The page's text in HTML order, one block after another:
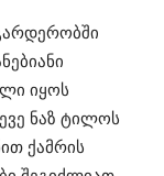
იყოს
ნაზ ტილოს
ქამრის